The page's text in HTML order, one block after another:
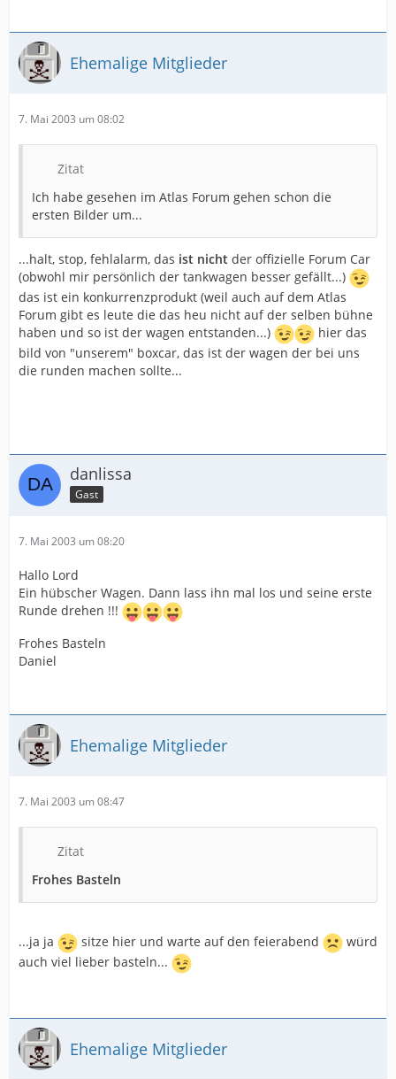
Ehemalige Mitglieder
7. Mai 2003 um 08:02
Zitat
Ich habe gesehen im Atlas Forum gehen schon die
ersten Bilder um...
...halt, stop, fehlalarm, das ist nicht der offizielle Forum Car
(obwohl mir persönlich der tankwagen besser gefällt...)
das ist ein konkurrenzprodukt (weil auch auf dem Atlas
Forum gibt es leute die das heu nicht auf der selben bühne
haben und so ist der wagen entstanden...)
hier das
bild von "unserem" boxcar, das ist der wagen der bei uns
die runden machen sollte...
danlissa
Gast
7. Mai 2003 um 08:20
Hallo Lord
Ein hübscher Wagen. Dann lass ihn mal los und seine erste
Runde drehen !!!
Frohes Basteln
Daniel
Ehemalige Mitglieder
7. Mai 2003 um 08:47
Zitat
Frohes Basteln
...ja ja sitze hier und warte auf den feierabend
würd
auch viel lieber basteln...
Ehemalige Mitglieder